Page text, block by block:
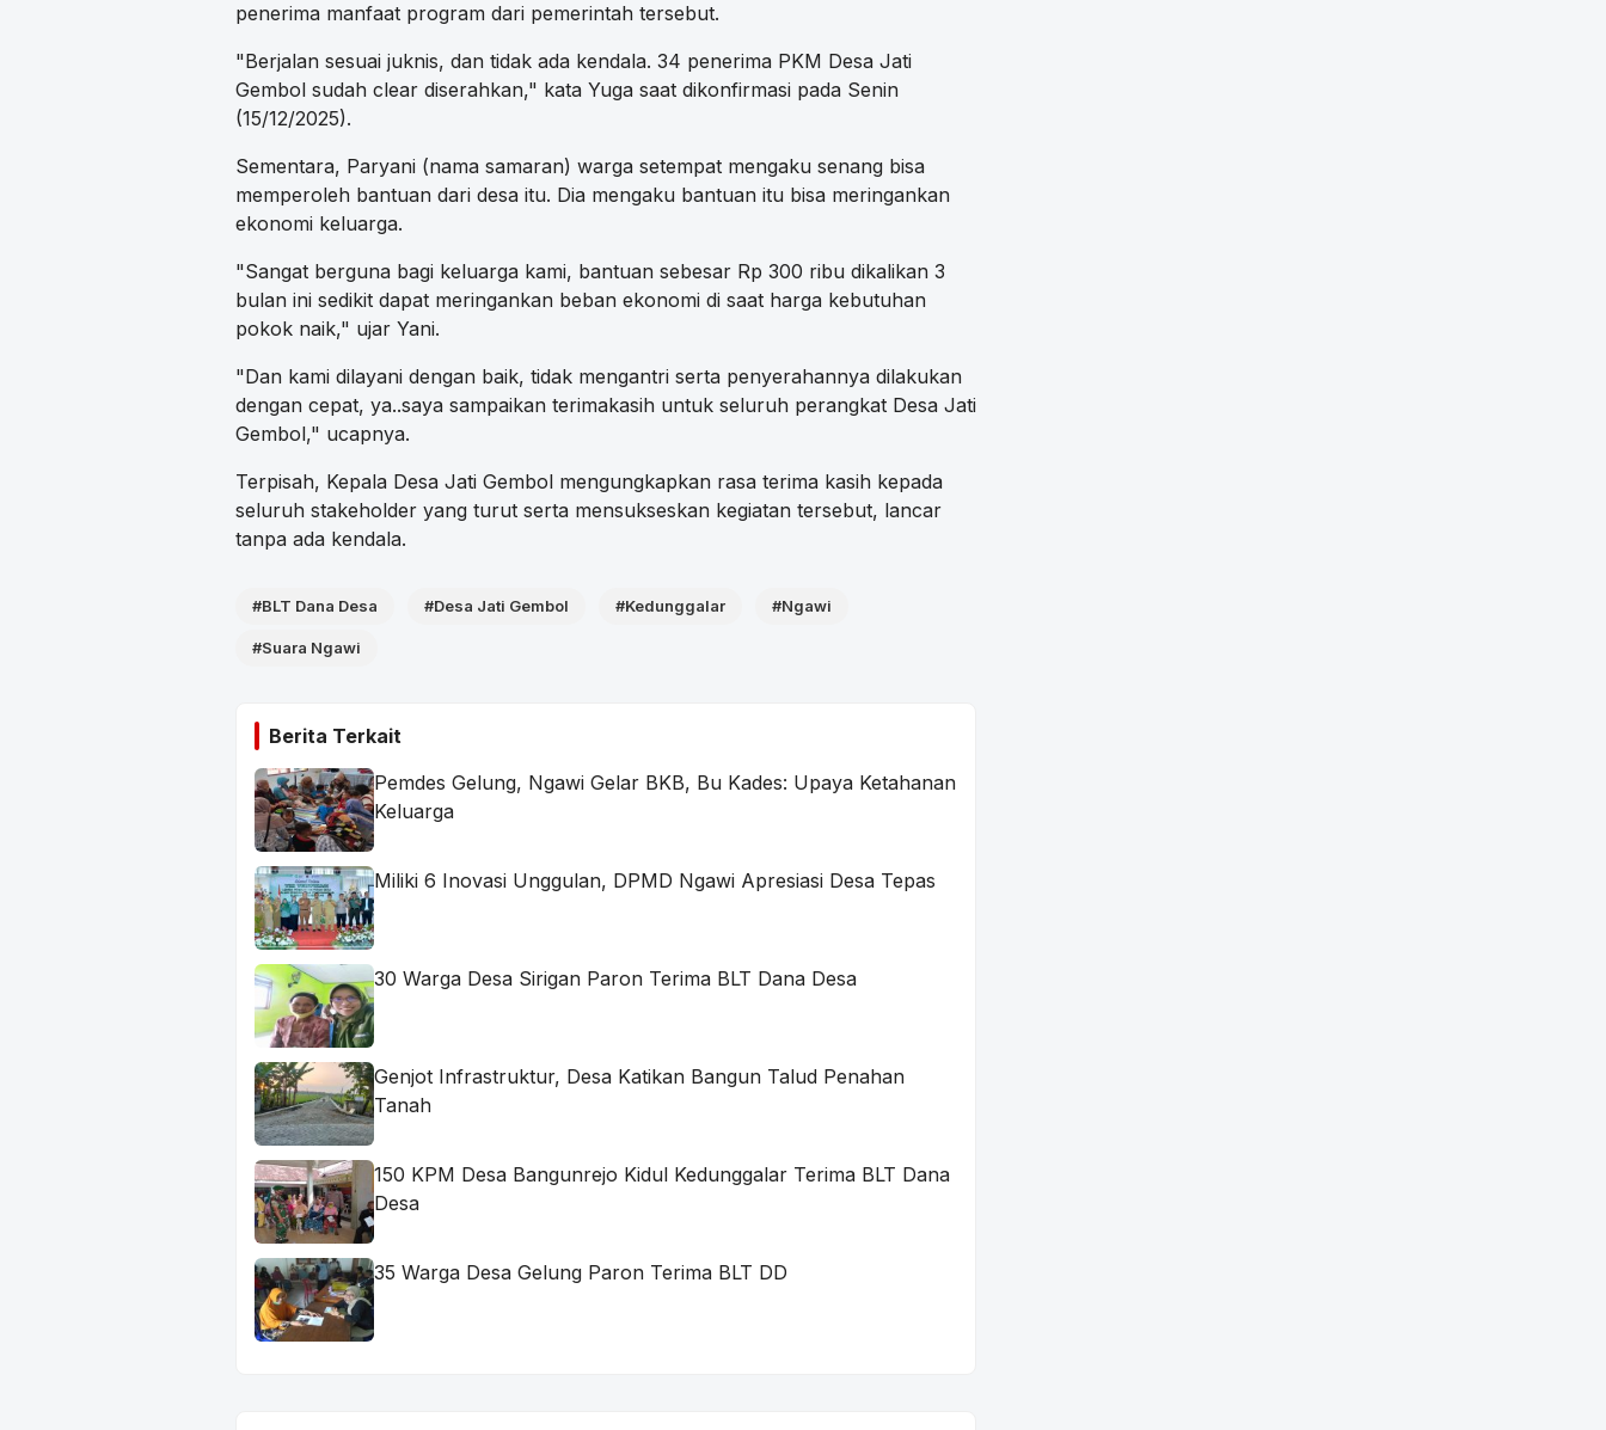
penerima manfaat program dari pemerintah tersebut.
"Berjalan sesuai juknis, dan tidak ada kendala. 34 penerima PKM Desa Jati
Gembol sudah clear diserahkan," kata Yuga saat dikonfirmasi pada Senin
(15/12/2025).
Sementara, Paryani (nama samaran) warga setempat mengaku senang bisa
memperoleh bantuan dari desa itu. Dia mengaku bantuan itu bisa meringankan
ekonomi keluarga.
"Sangat berguna bagi keluarga kami, bantuan sebesar Rp 300 ribu dikalikan 3
bulan ini sedikit dapat meringankan beban ekonomi di saat harga kebutuhan
pokok naik," ujar Yani.
"Dan kami dilayani dengan baik, tidak mengantri serta penyerahannya dilakukan
dengan cepat, ya..saya sampaikan terimakasih untuk seluruh perangkat Desa Jati
Gembol," ucapnya.
Terpisah, Kepala Desa Jati Gembol mengungkapkan rasa terima kasih kepada
seluruh stakeholder yang turut serta mensukseskan kegiatan tersebut, lancar
tanpa ada kendala.
#BLT Dana Desa #Desa Jati Gembol #Kedunggalar #Ngawi
#Suara Ngawi
Berita Terkait
Pemdes Gelung, Ngawi Gelar BKB, Bu Kades: Upaya Ketahanan
Keluarga
Miliki 6 Inovasi Unggulan, DPMD Ngawi Apresiasi Desa Tepas
30 Warga Desa Sirigan Paron Terima BLT Dana Desa
Genjot Infrastruktur, Desa Katikan Bangun Talud Penahan
Tanah
150 KPM Desa Bangunrejo Kidul Kedunggalar Terima BLT Dana
Desa
35 Warga Desa Gelung Paron Terima BLT DD